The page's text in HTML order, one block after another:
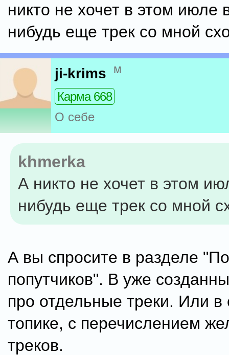
никто не хочет в этом июле
нибудь еще трек со мной
ji-krims м
Карма 668
О себе
khmerka
А никто не хочет в этом
нибудь еще трек со мной
А вы спросите в разделе
попутчиков". В уже
про отдельные треки. Или в
топике, с перечислением
треков.